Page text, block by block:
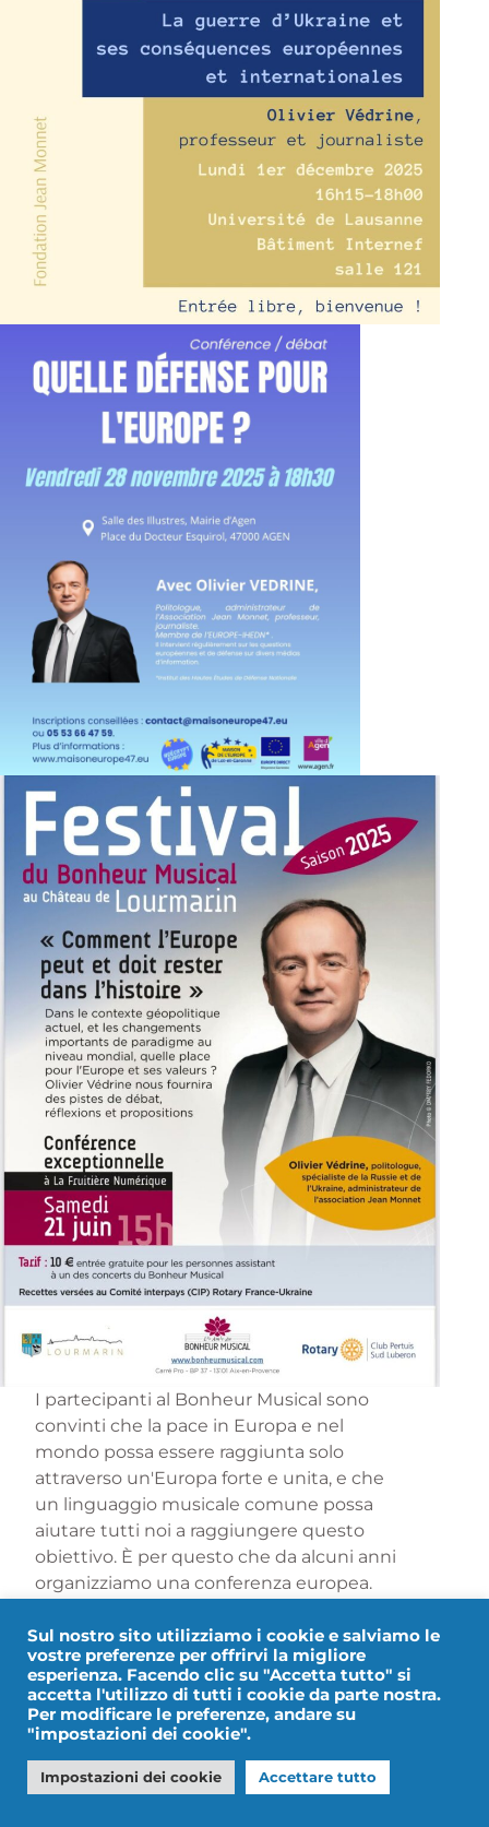
I partecipanti al Bonheur Musical sono
convinti che la pace in Europa e nel
mondo possa essere raggiunta solo
attraverso un'Europa forte e unita, e che
un linguaggio musicale comune possa
aiutare tutti noi a raggiungere questo
obiettivo. È per questo che da alcuni anni
organizziamo una conferenza europea.
geopolitica europea e Ucraina, parlerà del
ruolo dell'Europa nella guerra in Ucraina e
delle minacce sottostanti.
Sul nostro sito utilizziamo i cookie e salviamo le
vostre preferenze per offrirvi la migliore
esperienza. Facendo clic su "Accetta tutto" si
accetta l'utilizzo di tutti i cookie da parte nostra.
Per modificare le preferenze, andare su
"impostazioni dei cookie".
Impostazioni dei cookie Accettare tutto